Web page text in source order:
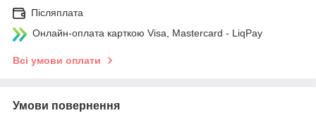
Післяплата
Онлайн-оплата карткою Visa, Mastercard - LiqPay
Всі умови оплати
Умови повернення